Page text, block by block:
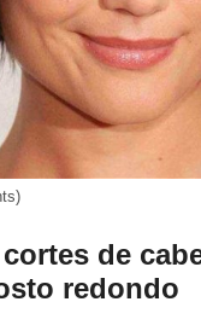
de
redondo